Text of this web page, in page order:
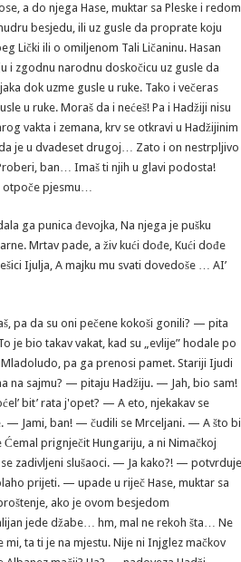
a do njega Hase, muktar sa Pleske i redom
besjedu, ili uz gusle da proprate koju
Lički ili o omiljenom Tali Ličaninu. Hasan
i zgodnu narodnu doskočicu uz gusle da
dok uzme gusle u ruke. Tako i večeras
u ruke. Moraš da i nećeš! Pa i Hadžiji nisu
vakta i zemana, krv se otkravi u Hadžijinim
je u dvadeset drugoj… Zato i on nestrpljivo
ban… Imaš ti njih u glavi podosta!
otpoče pjesmu…
ga punica đevojka, Na njega je pušku
Mrtav pade, a živ kući dođe, Kući dođe
Ijulja, A majku mu svati dovedoše … AI’
vatru, da se cigare pripale. Hadži Hrusto otpoče čitanje iz početka. „Od nasSinHasin u Italiji. — Zar moj sin u Italijil? — Židnu se Hase, muktar sa Pleske i potrese u posljednjem damaru. Hadžija ga pogleda razrogačenim pogledom. Ljudi se zblanuše… — Ha, jesam li, reko ja, Hadžija?… — Upade ko grom iz vedra neba Hase Muratov… Hadžija pređe pogledom preko prisutnih. Zagleda ponova u novine, pa i sam se izgubi… „Moglo bi i to biti”, poluglasno izusti Hadžija svoju sumnjivu tvrdnju… „Moglo bi i to biti!” — Ama zar moj sin, Hadžija, ako Boga znaš. Aman ilahi, rabbume, aman, aman! — othuknu muktar Hase sa Pleske iz dubina, pa čisto hoće da se obeznani. A nije ni čudo. Eto ravnih je jedanaest godina kako se rat svršio, a od njegova sina Ahmeda ni traga ni glasa. Zna se da je bio na fronti u Italiju zarobljen i dalje ništa. Pa eto sad habera… — Ama. da nisi što prometnuo Hadži Hrusto, ako Boga znaš, da se nisi, reko’, štogod usefio, ja l’ pobrko… ? — hoće Hase da utvrdi… — Ama, jok čoče, kako pobrko, kako usefio… ? Ako nevjeruješ meni, evo novine, pa nek čita drugi… tako piše pa sad šejtani ga znali… — Ama šta ti to govoriš, Hadžija? Ko da čita! Ko je vođenak, biva, učevniji od tebekana? Ko? Ne velim ja tebi, Hadžija ništa, namaza mi moga, već eto, brate, drago mi je, što sam čuo za svog evlada, ko da si mi dao najboljeg konja na probir, — plačnim glasom pravdao se muktar Hase … — Daj nam kahve! — naredi obradovani otac. — Tebi i Hadžiji! — pita kahvedžija? — Ama jok, čoče! Svima daj… I ovo su ljudi… I Hadžija se zbunio. Krupne kapljice znoja kao da izviru iz tijela. „Tuhaf, baš tuhaf poso! — mislio je Hadžija u sebi. Ma nije ono da je on nesiguran u čitanju … ali eto tako ispade. Pogleda on ponova u naslov to ga članka, e pa da ne vjeruje rođenim očima. „Odnos S. H. S. i Italije… Hm, biva demek: Odnos. Nemere bit’ nos nikako, već ,nasu. Odnas, e sad riječemo, SHS čita se pravo po turski „Sin”, H i jest „Ha”, „S” ko i ono prvo ,Sin”… Od nas SinHaSin u Italiji… Ama ne mere, vala, drukčije bit’, pa da ga car čita…, konačno zaključi Hadži Hrusto. A da li je to baš našeg Hase sin? E, to, brate, nek on pita… Ima još Hasa i sinova… A moglo bi bit da je našeg Hase Omer. Ko će znat’? Šejtani ga znali… — Ama ne gledaj ti, Hadžija, više tamo? Vjerujem ja tebi bolan više nego samome sebi…, završi Hase, muktar sa Pleske, uvjeren da se radi o njegovu sinu… — Ama nije da kažeš, pravdao se Hadžija za svaki slučaj, da sam ja to sSm pročitao… pomogo mi je naš Hase Muratov, valja pravo govoriti .. . — Fala mul — upade u riječ Hase. — Fala mu i od mene,— dočeka Hadžija… — A vala, Hadžaga, i od nas sviju, dočeka muktar Miralem, jer Hase je, biva, naš čojk, a pošteno se drži ko jedan po jedan u selu … — I sirotan, bogme! — dočekaše drugi… — E, beli, valah! — potvrdiše svi, a Hasi suze naviru na oči od nekakve dragosti. Hadžija prisamiti novine kraj sebe. Nek nisu na udaru. Dođoše i kahve. Dva velika plehana džezvenjaka, pocrnjela na vatri, i za svakog po fildžan. „Ko voli šećer unutra?” pita kahvedžija Musto, jer on je čovjek od reda. Neko voli gristi a neko u fiidžan. Musti je svejedno. Nek piju kako hoće. I bi kahva po volji svima. Povadiše se opet kutije, smotaše cigare, pripališe vatrom što je u mašama prinese kahvedžija Musto svakom pušaču ponaosob i otpoče opet razgovor. — Je l’ kakav bio sajam u Raštelima, — pita jedan od prisutnih seljaka koji nije bio na sajmu. — Pa lijep, prilijep! — odgovara Hadžija. — Kako ide žito? — A čije je ono, pitam te; je l’ seljačko… jeste pa znaš onda kako ide da ti i ne kazujem! — odgovora Hadžija na vlastita pitanja. — Ta ti je na mjestu! — potvrđuju mu seljaci. — A kako stoka, Hadžaga, kako ona ide? — Hm, kako ide?… nogama, — smjehulji se Hadžija i ko čudi pitanju… — Kako iđe… ? iđe nogama, eto kako… — Ama ne pitam to, čoče, već cijenom… — Ama znam ja, što ti pitaš, već me čudi što me ne pitaš kako se ona vraća? Jadni i kukavni hajvan, što je dočeko; osta bez noga! Baš osta bez noga. — Tako je, Ha